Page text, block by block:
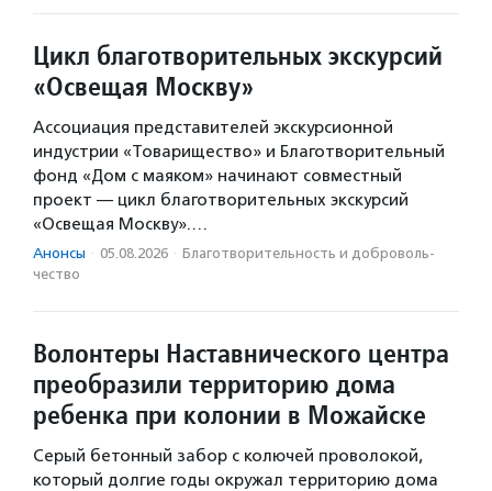
Цикл благотворительных экскурсий
«Освещая Москву»
Ассоциация представителей экскурсионной
индустрии «Товарищество» и Благотворительный
фонд «Дом с маяком» начинают совместный
проект — цикл благотворительных экскурсий
«Освещая Москву».…
Анонсы · 05.08.2026 · Благотвори­тель­ность и доброволь­
чест­во
Волонтеры Наставнического центра
преобразили территорию дома
ребенка при колонии в Можайске
Серый бетонный забор с колючей проволокой,
который долгие годы окружал территорию дома